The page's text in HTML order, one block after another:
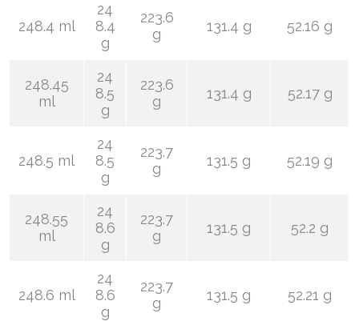
248.4 ml
24
8.4
g
223.6
g
131.4 g 52.16 g
248.45
ml
24
8.5
g
223.6
g
131.4 g 52.17 g
248.5 ml
24
8.5
g
223.7
g
131.5 g 52.19 g
248.55
ml
24
8.6
g
223.7
g
131.5 g 52.2 g
248.6 ml
24
8.6
g
223.7
g
131.5 g 52.21 g